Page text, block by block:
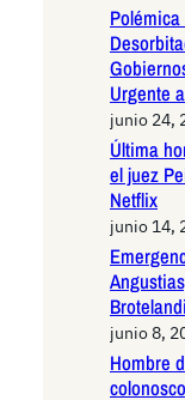
Urgente
junio 24,
Última
el juez
Netflix
junio 14,
junio 8,
Hombre